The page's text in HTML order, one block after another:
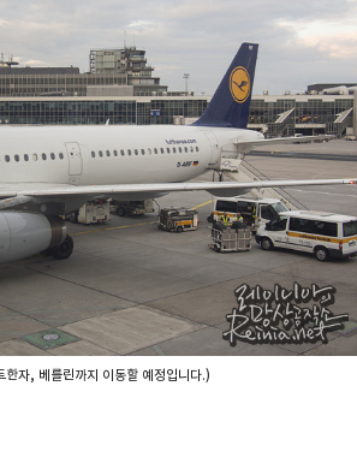
한자, 베를린까지 이동할 예정입니다.)